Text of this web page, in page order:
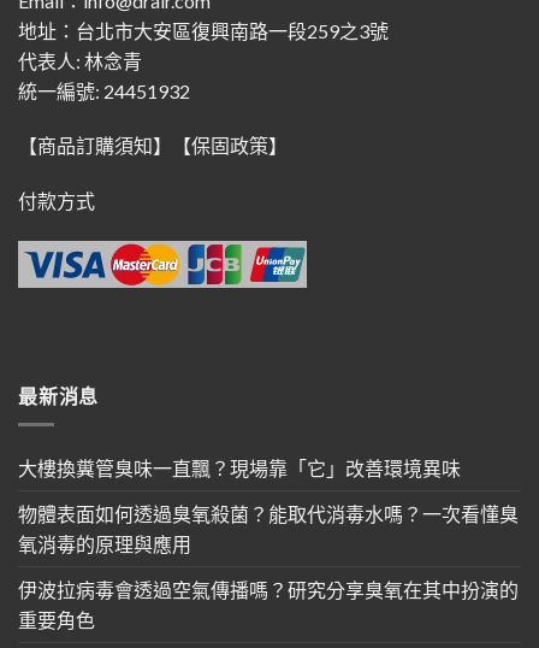
地址： 台北市大安區復興南路一段259之3號
代表人: 林念青
統一編號: 24451932
【商品訂購須知】 【保固政策】
付款方式
最新消息
大樓換糞管臭味一直飄？現場靠「它」改善環境異味
物體表面如何透過臭氧殺菌？能取代消毒水嗎？一次看懂臭
氧消毒的原理與應用
伊波拉病毒會透過空氣傳播嗎？研究分享臭氧在其中扮演的
重要角色